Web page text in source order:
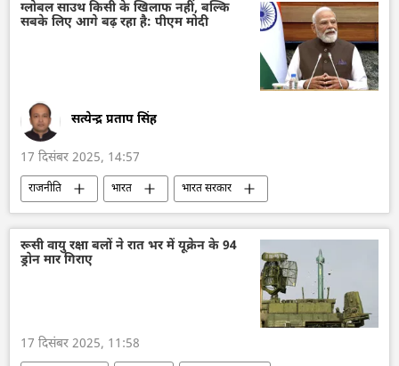
राष्ट्रीय मुद्राओं में व्यापार
हथियारों की आपूर्ति
भारत का विकास
वित्तीय प्रणाली
ग्लोबल साउथ किसी के खिलाफ नहीं, बल्कि
सबके लिए आगे बढ़ रहा है: पीएम मोदी
सत्येन्द्र प्रताप सिंह
17 दिसंबर 2025, 14:57
राजनीति भारत
भारत सरकार
भारत का विकास
नरेन्द्र मोदी
इथियोपिया
हिन्द महासागर
विश्व शांति
राष्ट्रीय सुरक्षा
ग्लोबल साउथ
रूसी वायु रक्षा बलों ने रात भर में यूक्रेन के 94
ड्रोन मार गिराए
17 दिसंबर 2025, 11:58